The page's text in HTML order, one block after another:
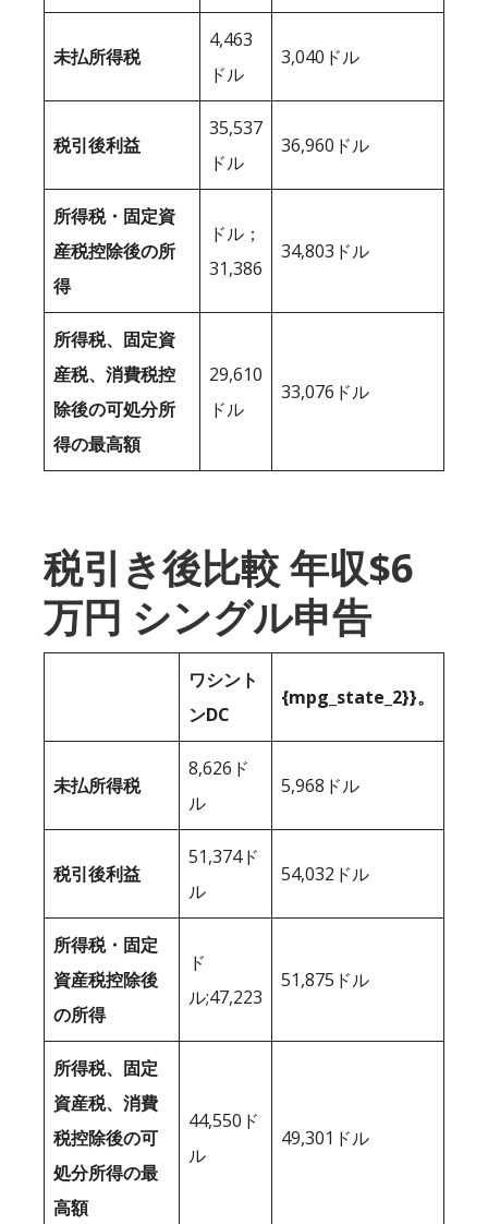
未払所得税
4,463
ドル
3,040ドル
税引後利益
35,537
ドル
36,960ドル
所得税・固定資
産税控除後の所
得
ドル；
31,386
34,803ドル
所得税、固定資
産税、消費税控
除後の可処分所
得の最高額
29,610
ドル
33,076ドル
税引き後比較 年収$6
万円 シングル申告
ワシント
ンDC
{mpg_state_2}}。
未払所得税
8,626ド
ル
5,968ドル
税引後利益
51,374ド
ル
54,032ドル
所得税・固定
資産税控除後
の所得
ド
ル;47,223
51,875ドル
所得税、固定
資産税、消費
税控除後の可
処分所得の最
高額
44,550ド
ル
49,301ドル